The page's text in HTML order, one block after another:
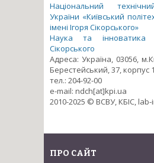
Національний
України «Київський
імені Ігоря Сікорського»
Наука та інноватика
Сікорського
Адреса: Україна, 03056,
Берестейський, 37, корпус
тел.: 204-92-00
e-mail: ndch[at]kpi.ua
2010-2025 © ВСВУ, КБІС,
ПРО САЙТ